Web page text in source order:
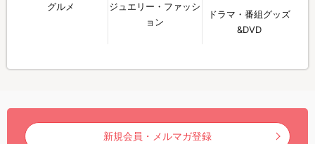
グルメ
ジュエリー・ファッシ
ョン
ドラマ・番組グッズ
&DVD
新規会員・メルマガ登録